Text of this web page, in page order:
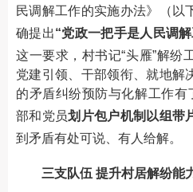
民调解工作的实施办法》（以
确提出“党政一把手是人民调
这一要求，村书记“头雁”解纷
党建引领、干部领衔、就地解
的矛盾纠纷预防与化解工作有
部和党员划片包户机制以组带
到矛盾有处可说、有人给解。
三支队伍 提升村居解纷能